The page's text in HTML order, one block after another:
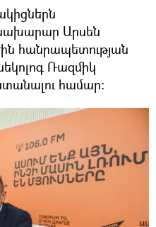
Արսեն
հանրապետության
Ռազմիկ
համար։